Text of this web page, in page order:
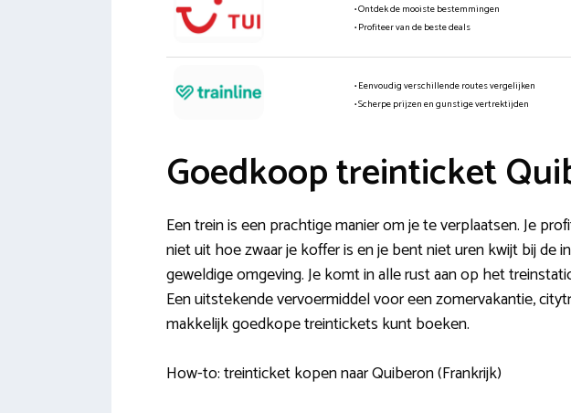
• Ontdek de mooiste bestemmingen
• Profiteer van de beste deals
• Eenvoudig verschillende routes vergelijken
• Scherpe prijzen en gunstige vertrektijden
Goedkoop treinticket
Een trein is een prachtige manier om je te verplaatsen. Je
niet uit hoe zwaar je koffer is en je bent niet uren kwijt bij de
geweldige omgeving. Je komt in alle rust aan op het
Een uitstekende vervoermiddel voor een zomervakantie,
makkelijk goedkope treintickets kunt boeken.
How-to: treinticket kopen naar Quiberon (Frankrijk)